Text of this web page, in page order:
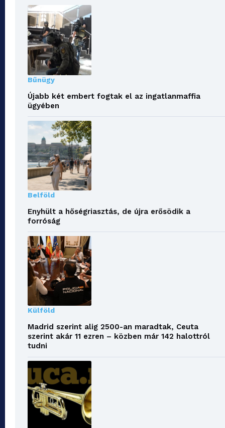
Bűnügy
Újabb két embert fogtak el az ingatlanmaffia
ügyében
Belföld
Enyhült a hőségriasztás, de újra erősödik a
forróság
Külföld
Madrid szerint alig 2500-an maradtak, Ceuta
szerint akár 11 ezren – közben már 142 halottról
tudni